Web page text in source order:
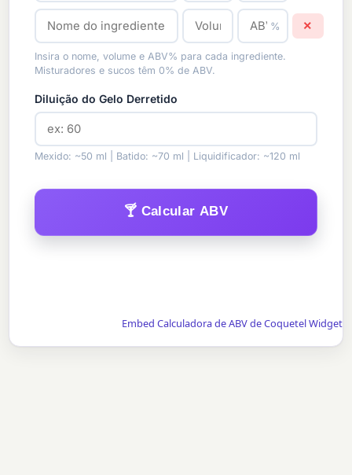
% ×
Insira o nome, volume e ABV% para cada ingrediente.
Misturadores e sucos têm 0% de ABV.
Diluição do Gelo Derretido
Mexido: ~50 ml | Batido: ~70 ml | Liquidificador: ~120 ml
🍸 Calcular ABV
Embed Calculadora de ABV de Coquetel Widget